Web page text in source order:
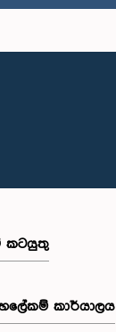
කටයුතු
කාර්යාලය